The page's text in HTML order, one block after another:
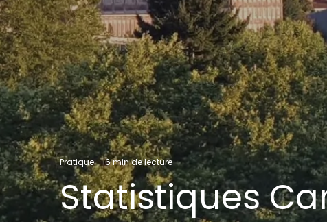
Pratique · 6 min de lecture
Statistiques